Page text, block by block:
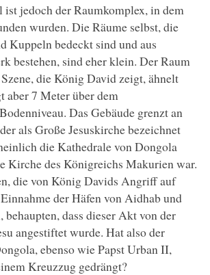
ist jedoch der Raumkomplex, in dem
wurden. Die Räume selbst, die
Kuppeln bedeckt sind und aus
bestehen, sind eher klein. Der Raum
die König David zeigt, ähnelt
aber 7 Meter über dem
Das Gebäude grenzt an
als Große Jesuskirche bezeichnet
die Kathedrale von Dongola
Kirche des Königreichs Makurien war.
die von König Davids Angriff auf
der Häfen von Aidhab und
behaupten, dass dieser Akt von der
angestiftet wurde. Hat also der
ebenso wie Papst Urban II,
Kreuzzug gedrängt?